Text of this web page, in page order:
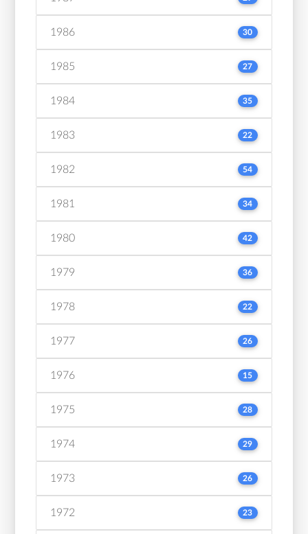
1986 30
1985 27
1984 35
1983 22
1982 54
1981 34
1980 42
1979 36
1978 22
1977 26
1976 15
1975 28
1974 29
1973 26
1972 23